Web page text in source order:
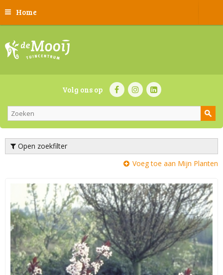
Home
Volg ons op
Open zoekfilter
Voeg toe aan Mijn Planten